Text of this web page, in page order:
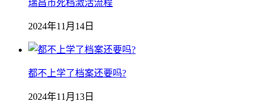
瑞昌市死档激活流程
2024年11月14日
都不上学了档案还要吗?
2024年11月13日